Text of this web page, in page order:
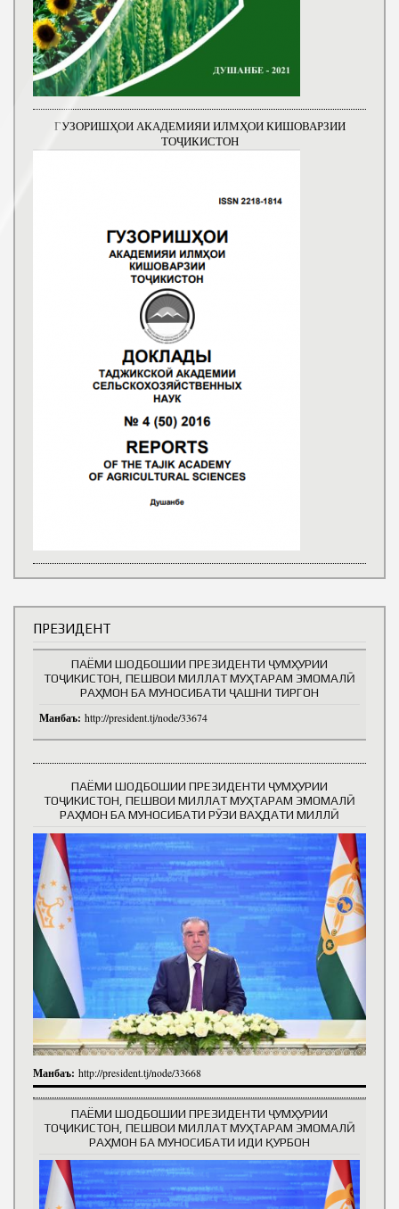
ГУЗОРИШҲОИ АКАДЕМИЯИ ИЛМҲОИ КИШОВАРЗИИ
ТОҶИКИСТОН
ПРЕЗИДЕНТ
ПАЁМИ ШОДБОШИИ ПРЕЗИДЕНТИ ҶУМҲУРИИ
ТОҶИКИСТОН, ПЕШВОИ МИЛЛАТ МУҲТАРАМ ЭМОМАЛӢ
РАҲМОН БА МУНОСИБАТИ ҶАШНИ ТИРГОН
Манбаъ: http://president.tj/node/33674
ПАЁМИ ШОДБОШИИ ПРЕЗИДЕНТИ ҶУМҲУРИИ
ТОҶИКИСТОН, ПЕШВОИ МИЛЛАТ МУҲТАРАМ ЭМОМАЛӢ
РАҲМОН БА МУНОСИБАТИ РӮЗИ ВАҲДАТИ МИЛЛӢ
Манбаъ: http://president.tj/node/33668
ПАЁМИ ШОДБОШИИ ПРЕЗИДЕНТИ ҶУМҲУРИИ
ТОҶИКИСТОН, ПЕШВОИ МИЛЛАТ МУҲТАРАМ ЭМОМАЛӢ
РАҲМОН БА МУНОСИБАТИ ИДИ ҚУРБОН